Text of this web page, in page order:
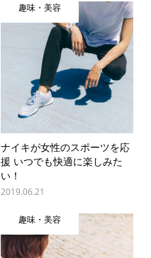
趣味・美容
ナイキが女性のスポーツを応
援 いつでも快適に楽しみた
い！
2019.06.21
趣味・美容